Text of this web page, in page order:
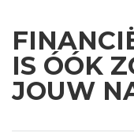
IS ÓÓK
JOUW